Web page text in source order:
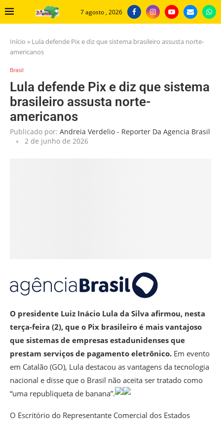
7 agosto , 2026
Início » Lula defende Pix e diz que sistema brasileiro assusta norte-
americanos
Brasil
Lula defende Pix e diz que sistema
brasileiro assusta norte-
americanos
Publicado por: Andreia Verdelio - Reporter Da Agencia Brasil
2 de junho de 2026
O presidente Luiz Inácio Lula da Silva afirmou, nesta
terça-feira (2), que o Pix brasileiro é mais vantajoso
que sistemas de empresas estadunidenses que
prestam serviços de pagamento eletrônico. Em evento
em Catalão (GO), Lula destacou as vantagens da tecnologia
nacional e disse que o Brasil não aceita ser tratado como
“uma republiqueta de banana”.
O Escritório do Representante Comercial dos Estados